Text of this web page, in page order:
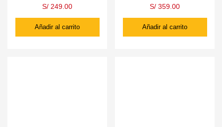
S/ 249.00
Añadir al carrito
S/ 359.00
Añadir al carrito